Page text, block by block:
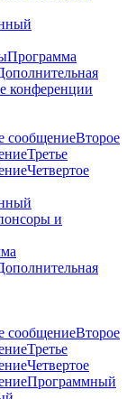
Программа
конференции
сообщениеВторое
Третье
Четвертое
и
сообщениеВторое
Третье
Четвертое
Программный